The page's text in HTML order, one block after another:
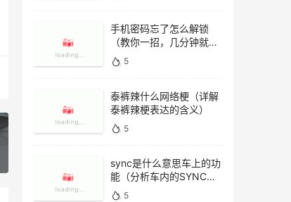
手机密码忘了怎么解锁
（教你一招，几分钟就能
顺利解锁）
5
泰裤辣什么网络梗（详解
泰裤辣梗表达的含义）
5
sync是什么意思车上的功
能（分析车内的SYNC功
能）5